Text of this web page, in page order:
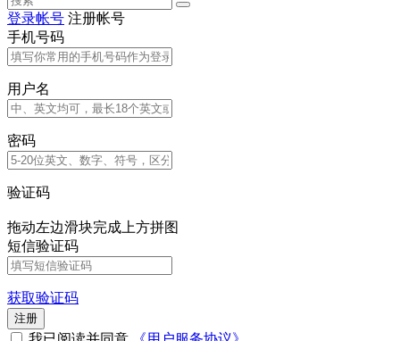
登录帐号 注册帐号
手机号码
用户名
密码
验证码
拖动左边滑块完成上方拼图
短信验证码
获取验证码
注册